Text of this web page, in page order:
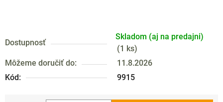
Dostupnosť
Skladom (aj na predajni)
(1 ks)
Môžeme doručiť do:
11.8.2026
Kód:
9915